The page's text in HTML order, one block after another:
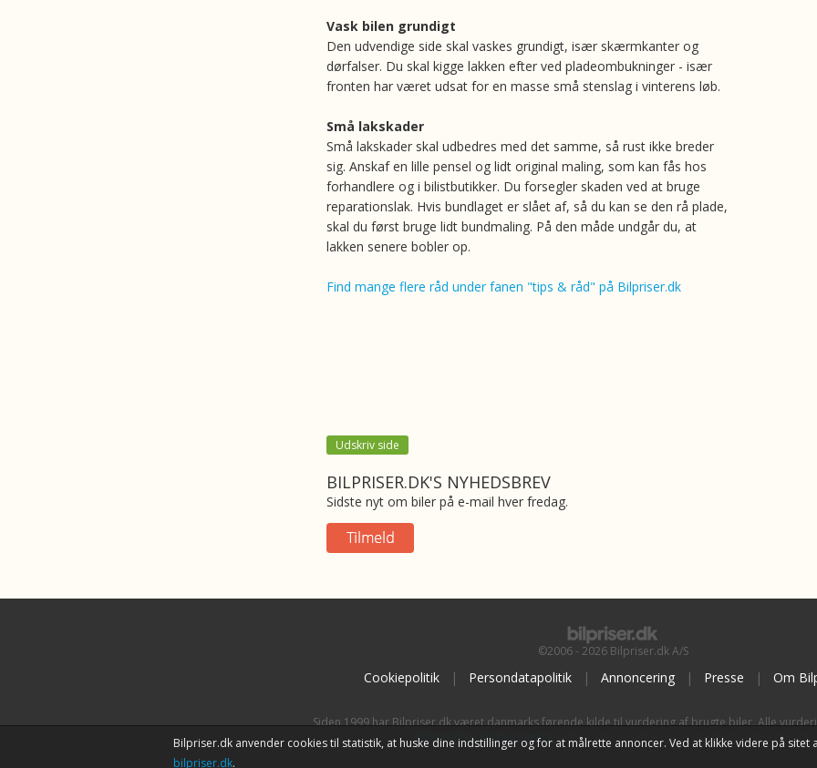
Vask bilen grundigt
Den udvendige side skal vaskes grundigt, især skærmkanter og
dørfalser. Du skal kigge lakken efter ved pladeombukninger - især
fronten har været udsat for en masse små stenslag i vinterens løb.
Små lakskader
Små lakskader skal udbedres med det samme, så rust ikke breder
sig. Anskaf en lille pensel og lidt original maling, som kan fås hos
forhandlere og i bilistbutikker. Du forsegler skaden ved at bruge
reparationslak. Hvis bundlaget er slået af, så du kan se den rå plade,
skal du først bruge lidt bundmaling. På den måde undgår du, at
lakken senere bobler op.
Find mange flere råd under fanen "tips & råd" på Bilpriser.dk
Udskriv side
BILPRISER.DK'S NYHEDSBREV
Sidste nyt om biler på e-mail hver fredag.
©2006 - 2026 Bilpriser.dk A/S
Cookiepolitik | Persondatapolitik | Annoncering | Presse | Om
Siden 1999 har Bilpriser.dk været danmarks førende kilde til vurdering af brugte biler. Alle
BilpriserPro Prisberegning
, bilbranchens uafhængige værktøj til bilvurdering.
Bilpriser.dk anvender cookies til statistik, at huske dine indstillinger og for at målrette annoncer. Ved at klikke videre på
bilpriser.dk.